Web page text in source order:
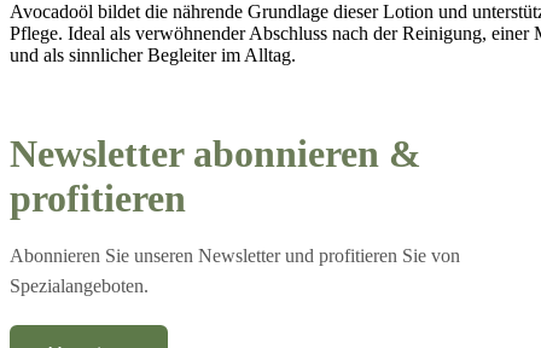
Avocadoöl bildet die nährende Grundlage dieser Lotion und
Pflege. Ideal als verwöhnender Abschluss nach der Reinigung, einer
und als sinnlicher Begleiter im Alltag.
Newsletter abonnieren &
profitieren
Abonnieren Sie unseren Newsletter und profitieren Sie von
Spezialangeboten.